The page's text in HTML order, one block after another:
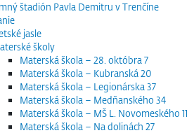
štadión Pavla Demitru v Trenčíne
jasle
školy
Materská škola – 28. októbra 7
Materská škola – Kubranská 20
Materská škola – Legionárska 37
Materská škola – Medňanského 34
Materská škola – MŠ L. Novomeského 11
Materská škola – Na dolinách 27